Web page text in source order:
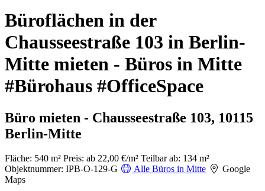
Büroflächen in der
Chausseestraße 103 in Berlin-
Mitte mieten - Büros in Mitte
#Bürohaus #OfficeSpace
Büro mieten - Chausseestraße 103, 10115
Berlin-Mitte
Fläche: 540 m² Preis: ab 22,00 €/m² Teilbar ab: 134 m²
Objektnummer: IPB-O-129-G
Alle Büros in Mitte
Google
Maps